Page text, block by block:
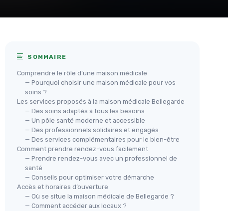
SOMMAIRE
Comprendre le rôle d’une maison médicale
— Pourquoi choisir une maison médicale pour vos
soins ?
Les services proposés à la maison médicale Bellegarde
— Des soins adaptés à tous les besoins
— Un pôle santé moderne et accessible
— Des professionnels solidaires et engagés
— Des services complémentaires pour le bien-être
Comment prendre rendez-vous facilement
— Prendre rendez-vous avec un professionnel de
santé
— Conseils pour optimiser votre démarche
Accès et horaires d’ouverture
— Où se situe la maison médicale de Bellegarde ?
— Comment accéder aux locaux ?